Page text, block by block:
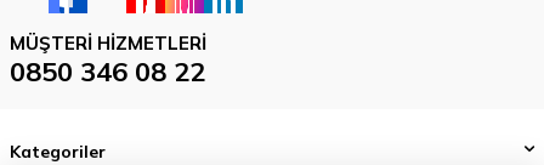
MÜŞTERI HIZMETLERI
0850 346 08 22
Kategoriler